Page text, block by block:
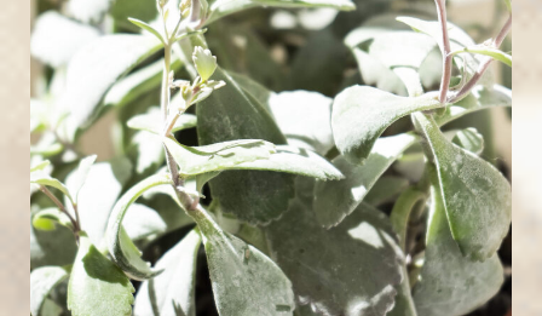
d
e
s
l
o
g
e